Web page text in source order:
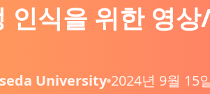
인식을 위한 영
University 2024년 9월 15